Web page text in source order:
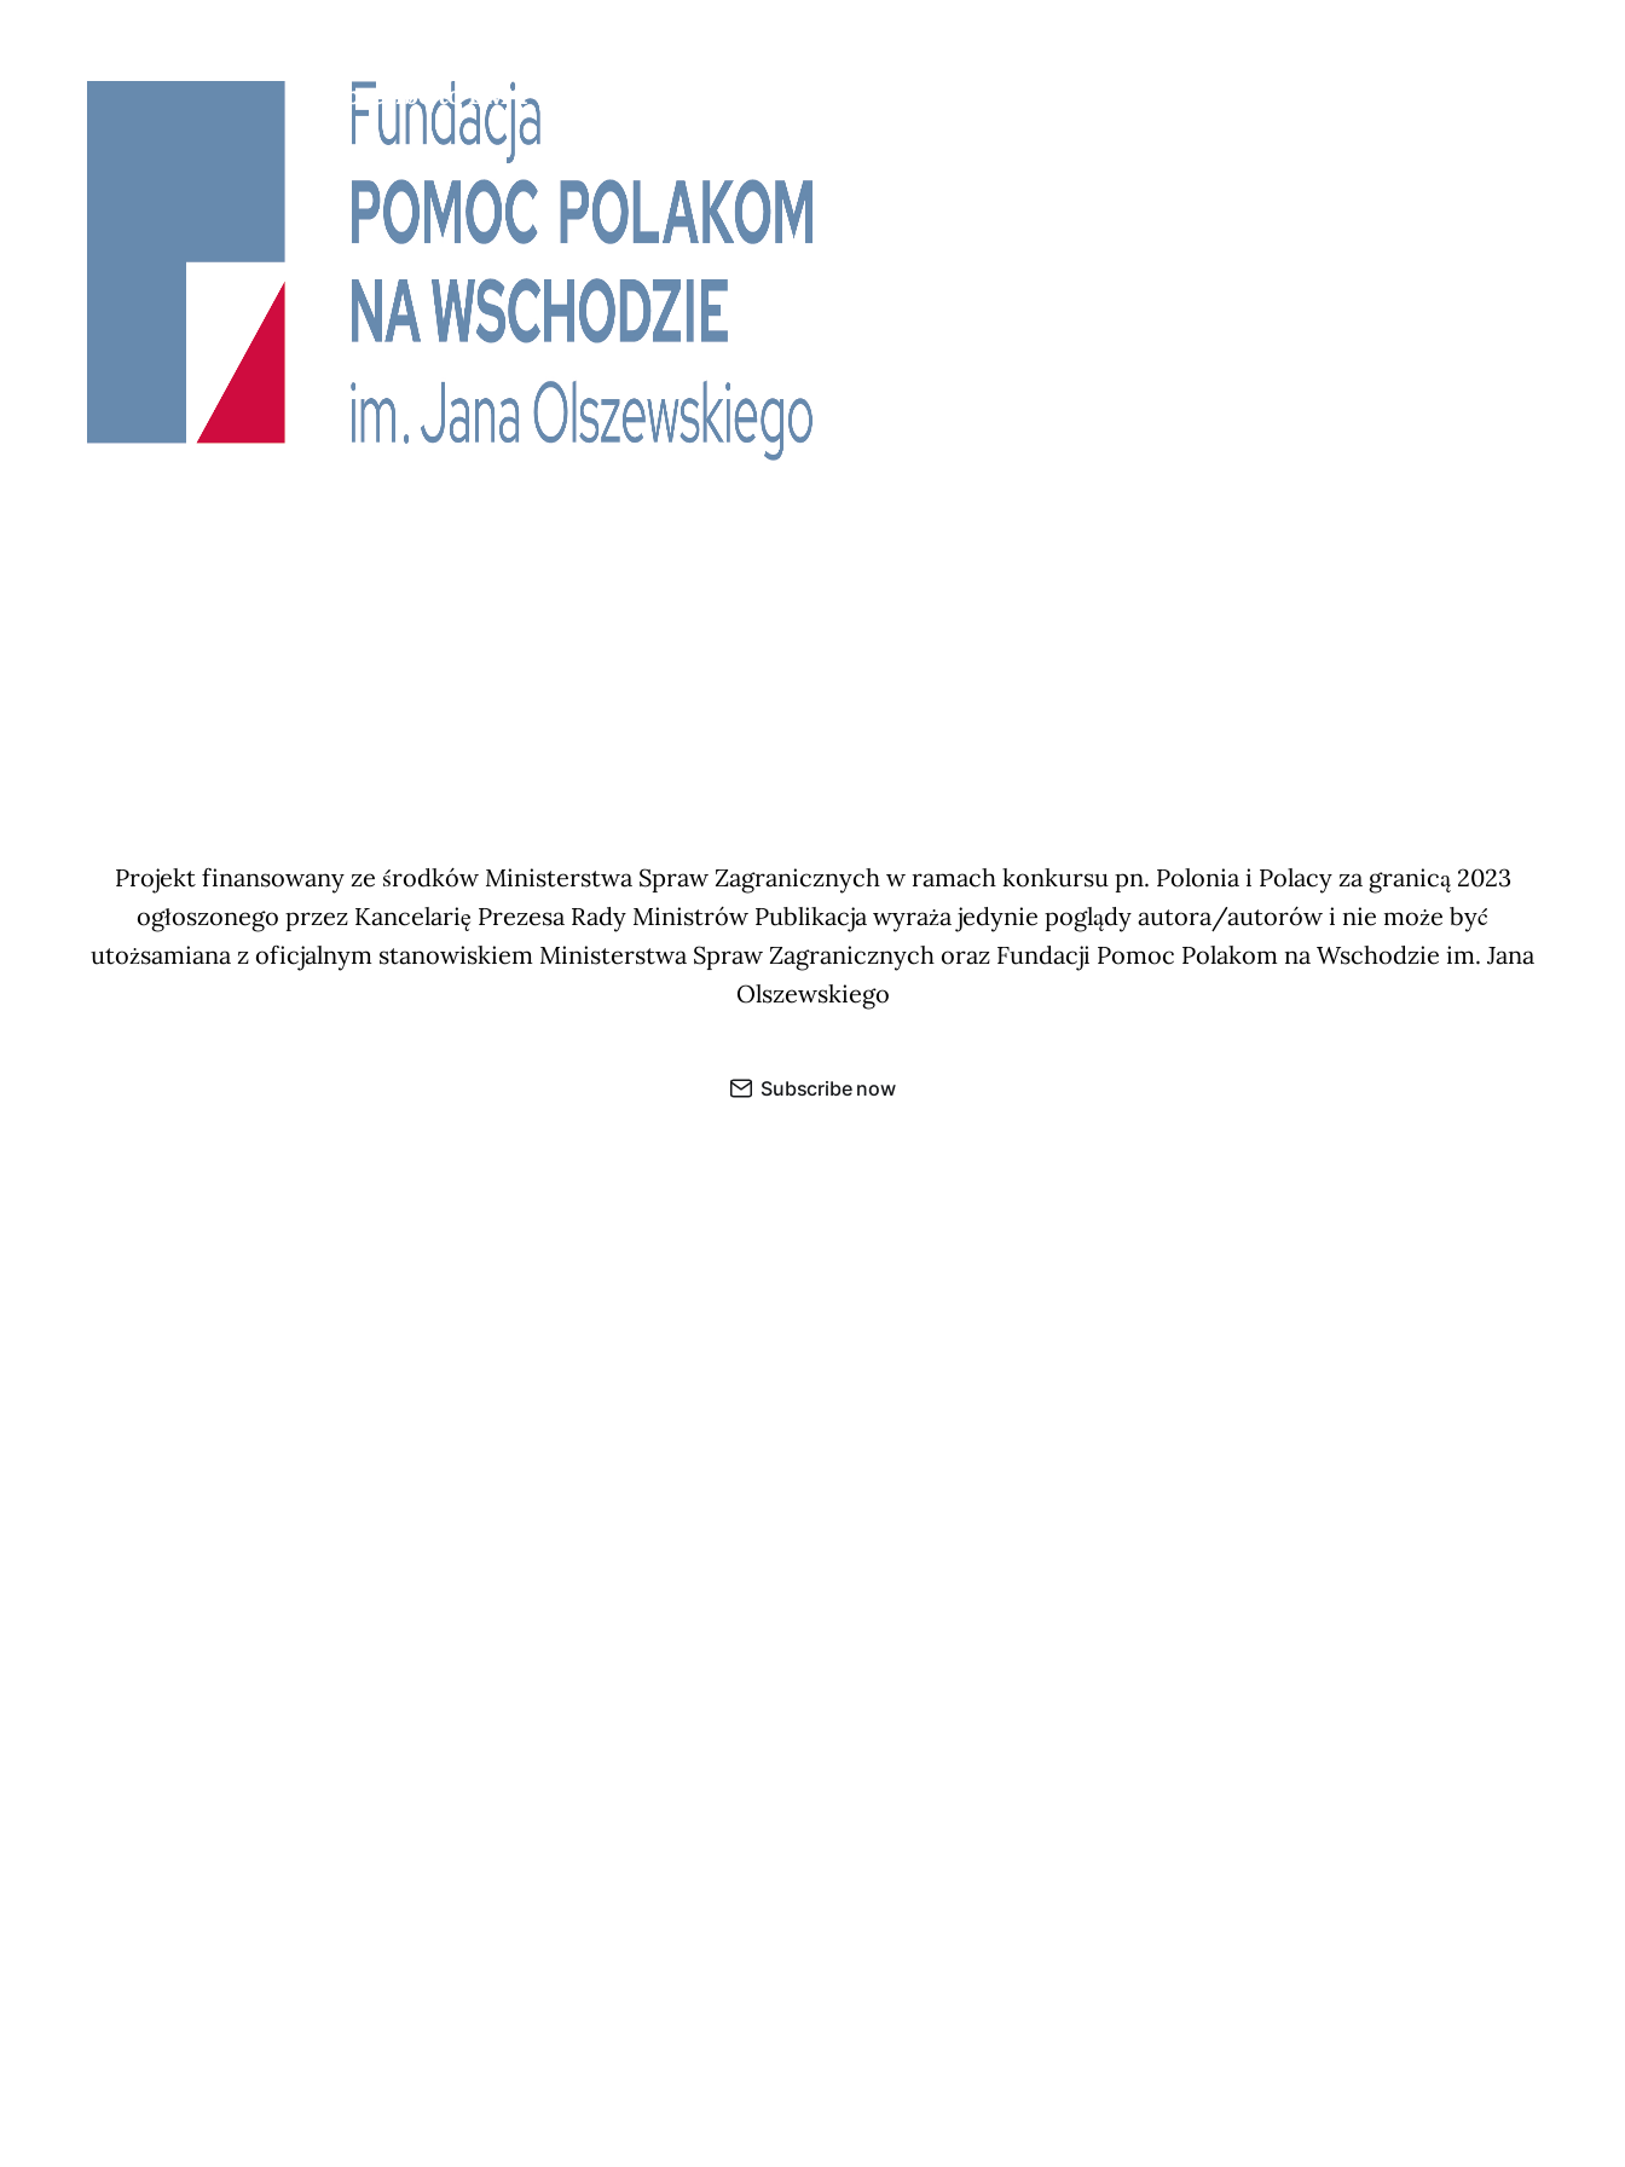
Subscribe to BM TV - Bridge Media TV - Wielokulturowy kanał telewizyjny na Litwie
Projekt finansowany ze środków Ministerstwa Spraw Zagranicznych w ramach konkursu pn. Polonia i Polacy za granicą 2023
ogłoszonego przez Kancelarię Prezesa Rady Ministrów Publikacja wyraża jedynie poglądy autora/autorów i nie może być
utożsamiana z oficjalnym stanowiskiem Ministerstwa Spraw Zagranicznych oraz Fundacji Pomoc Polakom na Wschodzie im. Jana
Olszewskiego
Subscribe now